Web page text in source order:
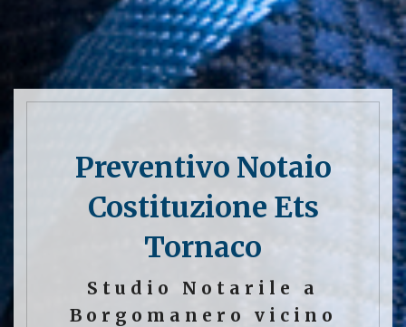
Preventivo Notaio
Costituzione Ets
Tornaco
Studio Notarile a
Borgomanero vicino